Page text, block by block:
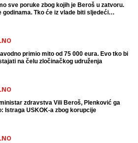
sve poruke zbog kojih je Beroš u zatvoru.
godinama. Tko će iz vlade biti sljedeći
primio mito od 75 000 eura. Evo tko bi
na čelu zločinačkog udruženja
zdravstva Vili Beroš, Plenković ga
Istraga USKOK-a zbog korupcije